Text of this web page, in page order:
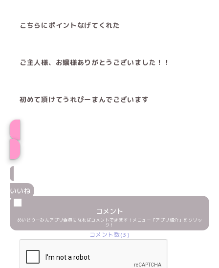
こちらにポイントなげてくれた
ご主人様、お嬢様ありがとうございました！！
初めて頂けてうれぴーまんでございます
いいね
コメント
めいどりーみんアプリ会員になればコメントできます！メニュー「アプリ紹介」をクリッ
ク！
コメント数(3)